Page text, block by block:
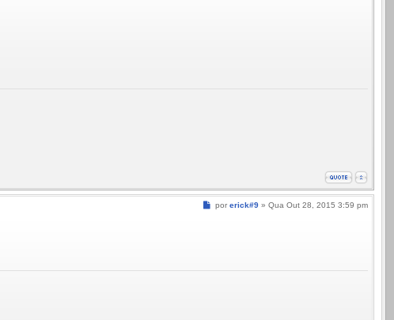
Mensagem
por erick#9 » Qua Out 28, 2015 3:59 pm